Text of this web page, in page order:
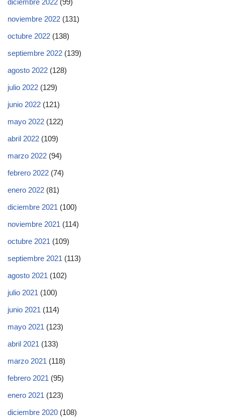
diciembre 2022 (99)
noviembre 2022 (131)
octubre 2022 (138)
septiembre 2022 (139)
agosto 2022 (128)
julio 2022 (129)
junio 2022 (121)
mayo 2022 (122)
abril 2022 (109)
marzo 2022 (94)
febrero 2022 (74)
enero 2022 (81)
diciembre 2021 (100)
noviembre 2021 (114)
octubre 2021 (109)
septiembre 2021 (113)
agosto 2021 (102)
julio 2021 (100)
junio 2021 (114)
mayo 2021 (123)
abril 2021 (133)
marzo 2021 (118)
febrero 2021 (95)
enero 2021 (123)
diciembre 2020 (108)